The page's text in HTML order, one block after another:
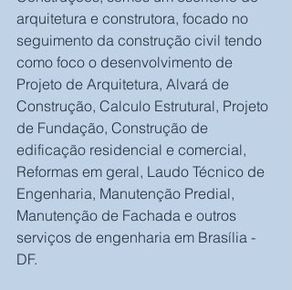
arquitetura e construtora, focado no
seguimento da construção civil tendo
como foco o desenvolvimento de
Projeto de Arquitetura, Alvará de
Construção, Calculo Estrutural, Projeto
de Fundação, Construção de
edificação residencial e comercial,
Reformas em geral, Laudo Técnico de
Engenharia, Manutenção Predial,
Manutenção de Fachada e outros
serviços de engenharia em Brasília -
DF.